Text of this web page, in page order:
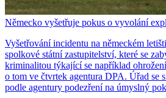
Německo vyšetřuje pokus o vyvolání
Vyšetřování incidentu na německém
spolkové státní zastupitelství, které se
kriminalitou týkající se například
o tom ve čtvrtek agentura DPA. Úřad se
podle agentury podezření na úmyslný